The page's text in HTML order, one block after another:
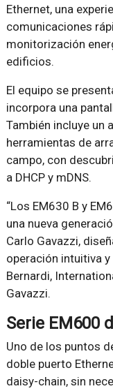
Ethernet, una
comunicaciones
monitorización
edificios.
El equipo se
incorpora una
También incluye un
herramientas de
campo, con
a DHCP y mDNS.
“Los EM630 B y
una nueva
Carlo Gavazzi,
operación intuitiva
Bernardi,
Gavazzi.
Serie EM600
Uno de los puntos
doble puerto
daisy-chain, sin